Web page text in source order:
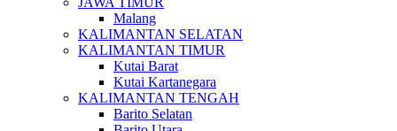
Malang
KALIMANTAN SELATAN
KALIMANTAN TIMUR
Kutai Barat
Kutai Kartanegara
KALIMANTAN TENGAH
Barito Selatan